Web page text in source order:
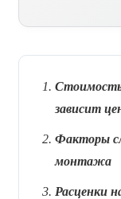
Стоимость
зависит
Факторы
монтажа
Расценки